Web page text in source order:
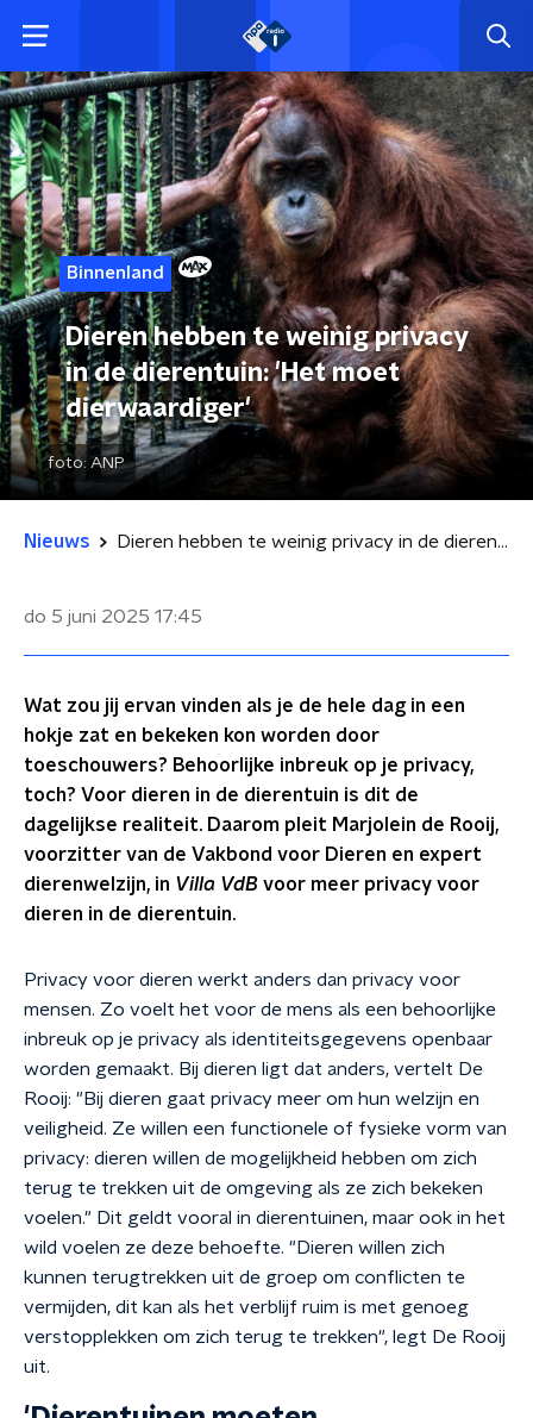
Binnenland
Dieren hebben te weinig privacy
in de dierentuin: 'Het moet
dierwaardiger'
foto: ANP
Nieuws Dieren hebben te weinig privacy in de dierentuin: 'Het moet dierwaardiger'
do 5 juni 2025 17:45
Wat zou jij ervan vinden als je de hele dag in een
hokje zat en bekeken kon worden door
toeschouwers? Behoorlijke inbreuk op je privacy,
toch? Voor dieren in de dierentuin is dit de
dagelijkse realiteit. Daarom pleit Marjolein de Rooij,
voorzitter van de Vakbond voor Dieren en expert
dierenwelzijn, in Villa VdB voor meer privacy voor
dieren in de dierentuin.
Privacy voor dieren werkt anders dan privacy voor
mensen. Zo voelt het voor de mens als een behoorlijke
inbreuk op je privacy als identiteitsgegevens openbaar
worden gemaakt. Bij dieren ligt dat anders, vertelt De
Rooij: "Bij dieren gaat privacy meer om hun welzijn en
veiligheid. Ze willen een functionele of fysieke vorm van
privacy: dieren willen de mogelijkheid hebben om zich
terug te trekken uit de omgeving als ze zich bekeken
voelen." Dit geldt vooral in dierentuinen, maar ook in het
wild voelen ze deze behoefte. "Dieren willen zich
kunnen terugtrekken uit de groep om conflicten te
vermijden, dit kan als het verblijf ruim is met genoeg
verstopplekken om zich terug te trekken", legt De Rooij
uit.